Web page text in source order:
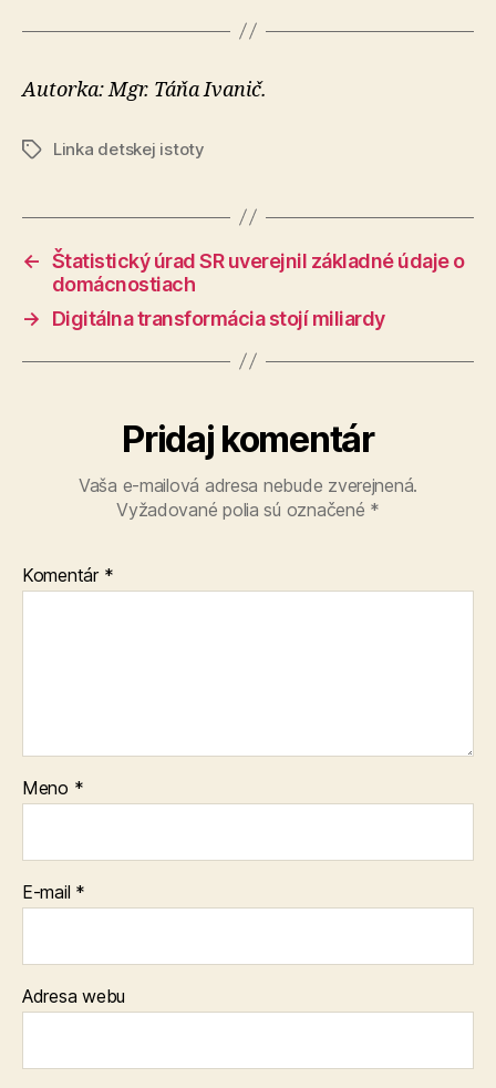
Autorka: Mgr. Táňa Ivanič.
ZnačkyLinka detskej istoty
← Štatistický úrad SR uverejnil základné údaje o
domácnostiach
→
Digitálna transformácia stojí miliardy
Pridaj komentár
Vaša e-mailová adresa nebude zverejnená.
Vyžadované polia sú označené *
Komentár *
Meno *
E-mail *
Adresa webu